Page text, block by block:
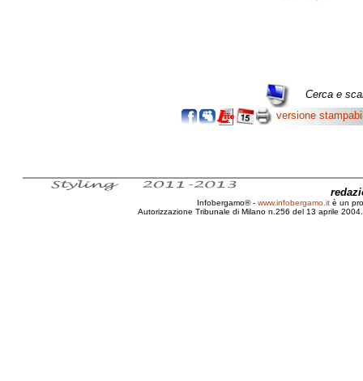
Cerca e
versione
Infobergamo® - www.infobergamo.it è un
Autorizzazione Tribunale di Milano n.256 del 13 aprile